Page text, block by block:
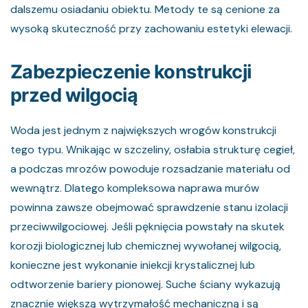
dalszemu osiadaniu obiektu. Metody te są cenione za
wysoką skuteczność przy zachowaniu estetyki elewacji.
Zabezpieczenie konstrukcji
przed wilgocią
Woda jest jednym z największych wrogów konstrukcji
tego typu. Wnikając w szczeliny, osłabia strukturę cegieł,
a podczas mrozów powoduje rozsadzanie materiału od
wewnątrz. Dlatego kompleksowa naprawa murów
powinna zawsze obejmować sprawdzenie stanu izolacji
przeciwwilgociowej. Jeśli pęknięcia powstały na skutek
korozji biologicznej lub chemicznej wywołanej wilgocią,
konieczne jest wykonanie iniekcji krystalicznej lub
odtworzenie bariery pionowej. Suche ściany wykazują
znacznie większą wytrzymałość mechaniczną i są